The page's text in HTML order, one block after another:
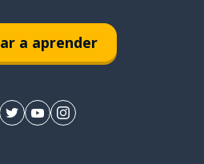
a aprender